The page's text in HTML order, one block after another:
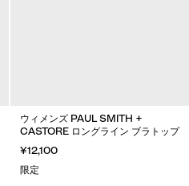
ウィメンズ PAUL SMITH +
CASTORE ロングライン ブラトップ
¥12,100
限定